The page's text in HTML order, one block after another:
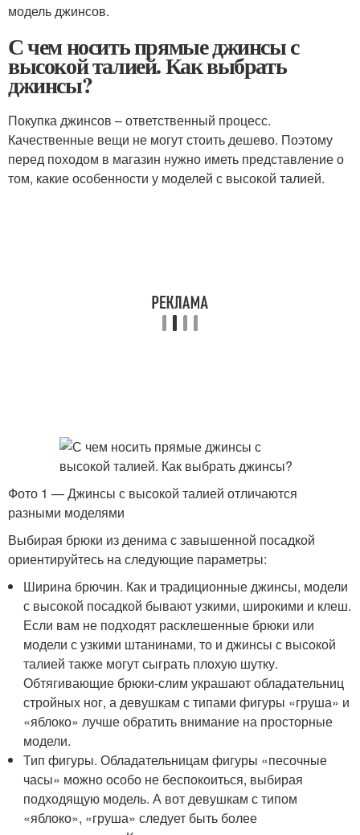
модель джинсов.
С чем носить прямые джинсы с
высокой талией. Как выбрать
джинсы?
Покупка джинсов – ответственный процесс.
Качественные вещи не могут стоить дешево. Поэтому
перед походом в магазин нужно иметь представление о
том, какие особенности у моделей с высокой талией.
Фото 1 — Джинсы с высокой талией отличаются
разными моделями
Выбирая брюки из денима с завышенной посадкой
ориентируйтесь на следующие параметры:
Ширина брючин. Как и традиционные джинсы, модели
с высокой посадкой бывают узкими, широкими и клеш.
Если вам не подходят расклешенные брюки или
модели с узкими штанинами, то и джинсы с высокой
талией также могут сыграть плохую шутку.
Обтягивающие брюки-слим украшают обладательниц
стройных ног, а девушкам с типами фигуры «груша» и
«яблоко» лучше обратить внимание на просторные
модели.
Тип фигуры. Обладательницам фигуры «песочные
часы» можно особо не беспокоиться, выбирая
подходящую модель. А вот девушкам с типом
«яблоко», «груша» следует быть более